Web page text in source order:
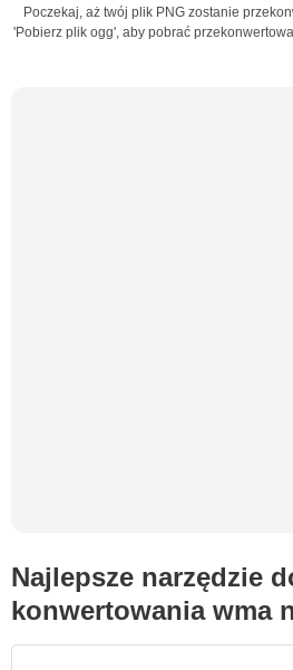
Poczekaj, aż twój plik PNG zostanie
'Pobierz plik ogg', aby pobrać
Najlepsze narzędzie
konwertowania wma